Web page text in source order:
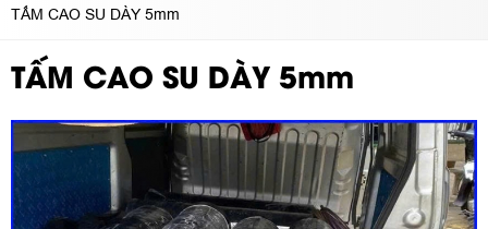
TẤM CAO SU DÀY 5mm
TẤM CAO SU DÀY 5mm